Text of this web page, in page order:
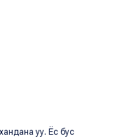
уу. Ёс бус